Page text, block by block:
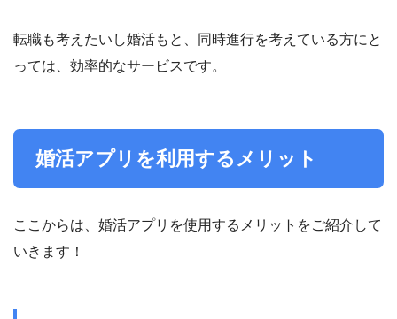
転職も考えたいし婚活もと、同時進行を考えている方にと
っては、効率的なサービスです。
婚活アプリを利用するメリット
ここからは、婚活アプリを使用するメリットをご紹介して
いきます！